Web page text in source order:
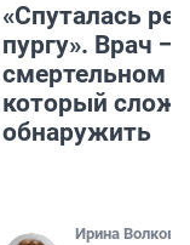
«Спуталась
пургу». Врач —
смертельном
который
обнаружить
Ирина Волкова